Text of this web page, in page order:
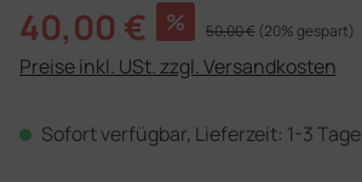
Verkaufspreis:
40,00 € % Regulärer Preis:
50,00 € (20% gespart)
Preise inkl. USt. zzgl. Versandkosten
Sofort verfügbar, Lieferzeit: 1-3 Tage